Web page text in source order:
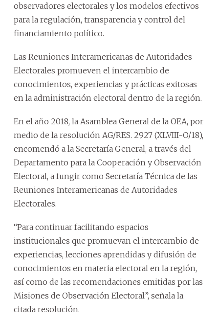
observadores electorales y los modelos efectivos
para la regulación, transparencia y control del
financiamiento político.
Las Reuniones Interamericanas de Autoridades
Electorales promueven el intercambio de
conocimientos, experiencias y prácticas exitosas
en la administración electoral dentro de la región.
En el año 2018, la Asamblea General de la OEA, por
medio de la resolución AG/RES. 2927 (XLVIII-O/18),
encomendó a la Secretaría General, a través del
Departamento para la Cooperación y Observación
Electoral, a fungir como Secretaría Técnica de las
Reuniones Interamericanas de Autoridades
Electorales.
“Para continuar facilitando espacios
institucionales que promuevan el intercambio de
experiencias, lecciones aprendidas y difusión de
conocimientos en materia electoral en la región,
así como de las recomendaciones emitidas por las
Misiones de Observación Electoral”, señala la
citada resolución.